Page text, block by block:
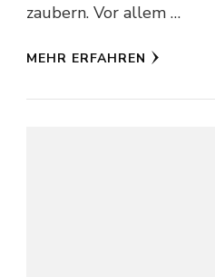
zaubern. Vor allem …
MEHR ERFAHREN